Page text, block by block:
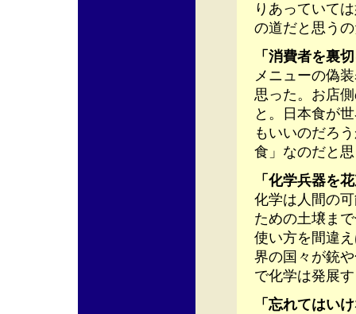
りあっていて
の道だと思う
「消費者を裏
メニューの偽
思った。お店
と。日本食が
もいいのだろ
食」なのだと
「化学兵器を
化学は人間の
ための土壌ま
使い方を間違
界の国々が銃
で化学は発展
「忘れてはい